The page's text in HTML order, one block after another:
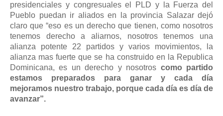
presidenciales y congresuales el PLD y la Fuerza del
Pueblo puedan ir aliados en la provincia Salazar dejó
claro que “eso es un derecho que tienen, como nosotros
tenemos derecho a aliarnos, nosotros tenemos una
alianza potente 22 partidos y varios movimientos, la
alianza mas fuerte que se ha construido en la Republica
Dominicana, es un derecho y nosotros como partido
estamos preparados para ganar y cada día
mejoramos nuestro trabajo, porque cada día es día de
avanzar”.